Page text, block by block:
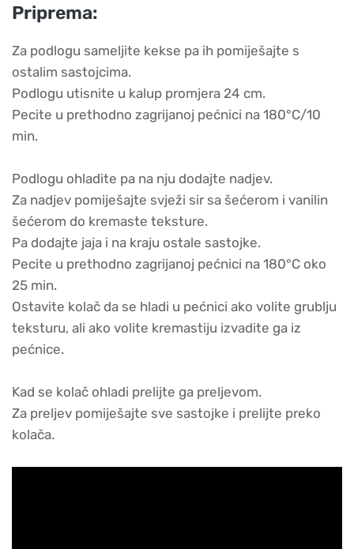
Priprema:
Za podlogu sameljite kekse pa ih pomiješajte s
ostalim sastojcima.
Podlogu utisnite u kalup promjera 24 cm.
Pecite u prethodno zagrijanoj pećnici na 180°C/10
min.
Podlogu ohladite pa na nju dodajte nadjev.
Za nadjev pomiješajte svježi sir sa šećerom i vanilin
šećerom do kremaste teksture.
Pa dodajte jaja i na kraju ostale sastojke.
Pecite u prethodno zagrijanoj pećnici na 180°C oko
25 min.
Ostavite kolač da se hladi u pećnici ako volite grublju
teksturu, ali ako volite kremastiju izvadite ga iz
pećnice.
Kad se kolač ohladi prelijte ga preljevom.
Za preljev pomiješajte sve sastojke i prelijte preko
kolača.